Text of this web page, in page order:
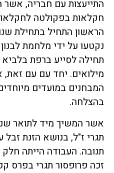
התייעצות עם חבריה, אשר
חקלאות בפקולטה
נקטעו על ידי מלחמת
תחילה לסייע ברפת בלביא
מילואים. יחד עם עם
המבחנים במועדים
בהצלחה.
אשר המשיך מיד לתואר
תגרי ז"ל, בנושא הזנת זבל
תנובה. העבודה הייתה
זכה פרופסור תגרי בפרס קפלן